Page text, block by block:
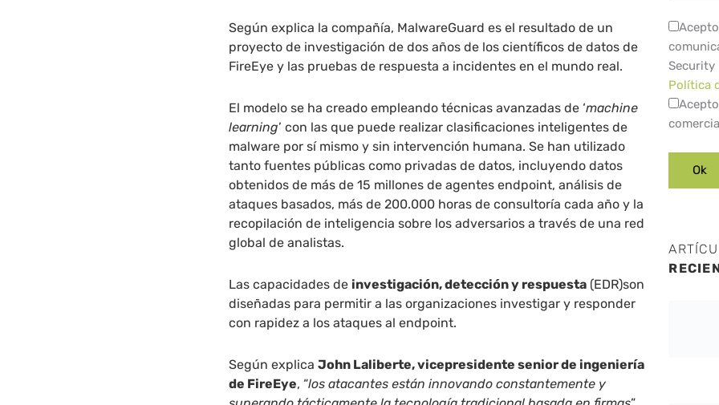
Según explica la compañía, MalwareGuard es el resultado de un
proyecto de investigación de dos años de los científicos de datos de
FireEye y las pruebas de respuesta a incidentes en el mundo real.
El modelo se ha creado empleando técnicas avanzadas de ‘machine
learning’ con las que puede realizar clasificaciones inteligentes de
malware por sí mismo y sin intervención humana. Se han utilizado
tanto fuentes públicas como privadas de datos, incluyendo datos
obtenidos de más de 15 millones de agentes endpoint, análisis de
ataques basados, más de 200.000 horas de consultoría cada año y la
recopilación de inteligencia sobre los adversarios a través de una red
global de analistas.
Las capacidades de investigación, detección y respuesta (EDR)son
diseñadas para permitir a las organizaciones investigar y responder
con rapidez a los ataques al endpoint.
Según explicaJohn Laliberte, vicepresidente senior de ingeniería
de FireEye, “los atacantes están innovando constantemente y
Security
Política